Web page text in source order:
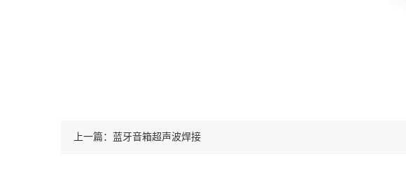
上一篇：蓝牙音箱超声波焊接